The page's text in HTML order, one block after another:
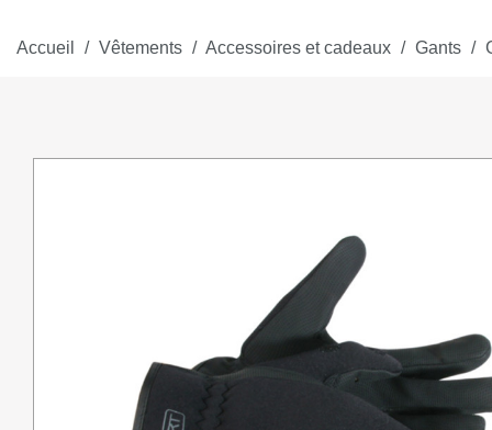
Atelier
Tir Sportif
Armes de défense
Accueil Vêtements Accessoires et cadeaux Gants